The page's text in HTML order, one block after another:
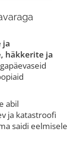
ja
häkkerite ja
abil
ja katastroofi
saidi eelmisele